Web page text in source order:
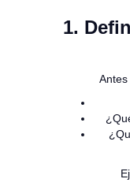
1.
Antes